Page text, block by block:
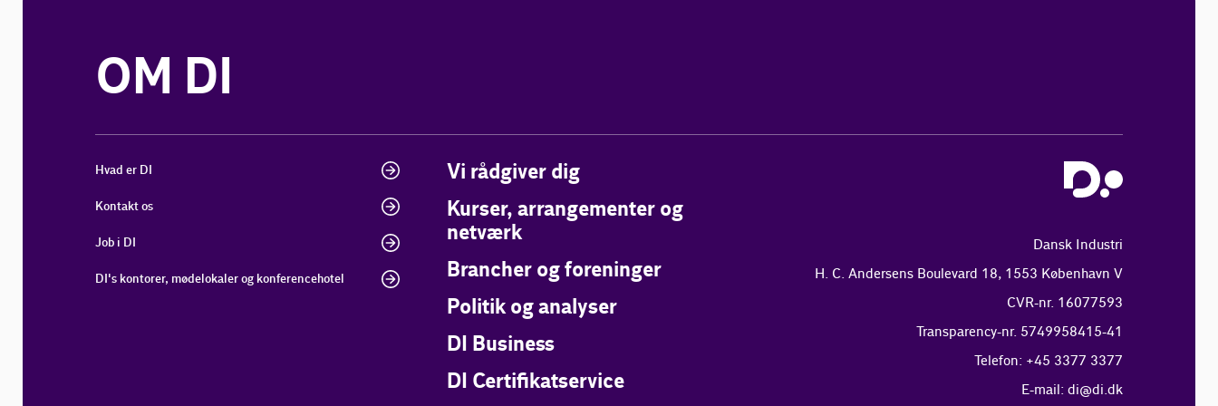
OM DI
Hvad er DI
Kontakt os
Job i DI
DI's kontorer, mødelokaler og konferencehotel
Vi rådgiver dig
Kurser, arrangementer og
netværk
Brancher og foreninger
Politik og analyser
DI Business
DI Certifikatservice
Dansk Industri
H. C. Andersens Boulevard 18, 1553 København V
CVR-nr. 16077593
Transparency-nr. 5749958415-41
Telefon: +45 3377 3377
E-mail: di@di.dk